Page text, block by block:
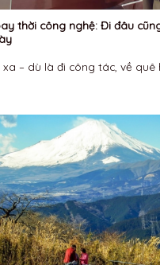
thời công nghệ: Đi đâu
xa – dù là đi công tác, về